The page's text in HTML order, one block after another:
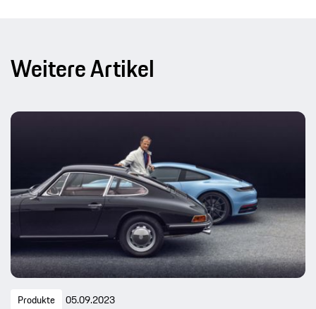
Weitere Artikel
Produkte 05.09.2023